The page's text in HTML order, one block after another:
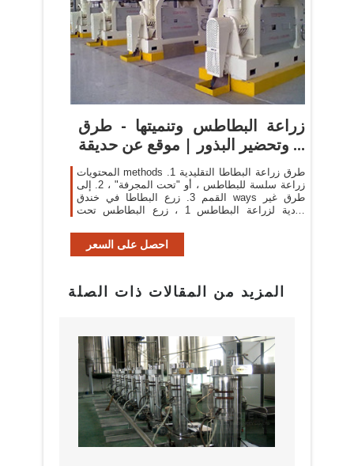
زراعة البطاطس وتنميتها - طرق
وتحضير البذور | موقع عن حديقة ...
المحتويات methods طرق زراعة البطاطا التقليدية 1.
زراعة سلسة للبطاطس ، أو "تحت المجرفة" ، 2. إلى
القمم 3. زرع البطاطا في خندق ways طرق غير
عادية لزراعة البطاطس 1 ، زرع البطاطس تحت
براميل ...
احصل على السعر
المزيد من المقالات ذات الصلة